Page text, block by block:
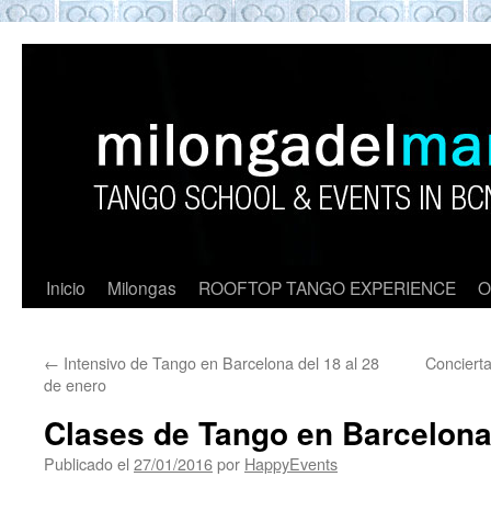
Tango experience Barcelona. Tango
Inicio Milongas ROOFTOP TANGO EXPERIENCE
← Intensivo de Tango en Barcelona del 18 al 28
de enero
Clases de Tango en
Publicado el 27/01/2016por HappyEvents